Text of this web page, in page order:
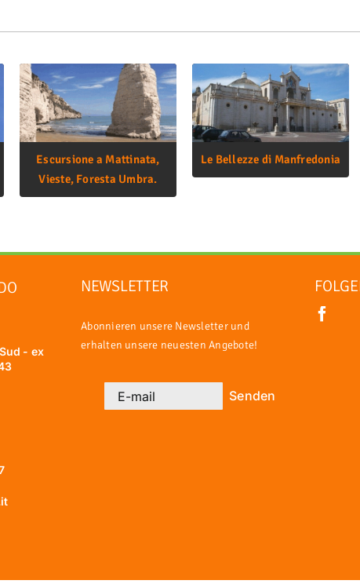
Escursione a Mattinata,
Vieste, Foresta Umbra.
Le Bellezze di Manfredonia
- ex
NEWSLETTER
Abonnieren unsere Newsletter und
erhalten unsere neuesten Angebote!
Senden